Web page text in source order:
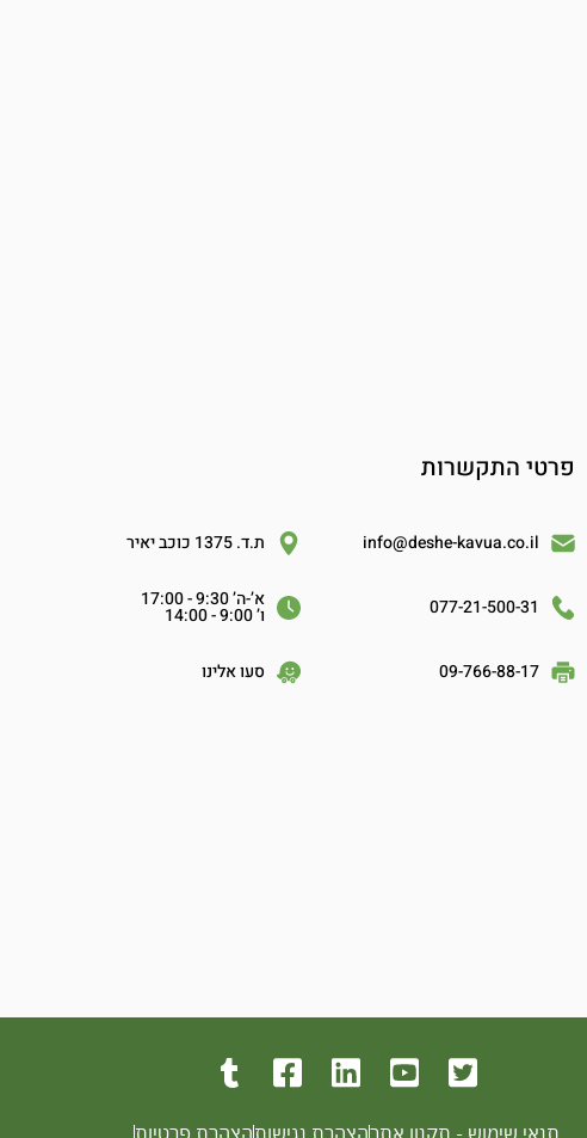
פרטי התקשרות
info@deshe-kavua.co.il ת.ד. 1375 כוכב יאיר
077-21-500-31 א’-ה’ 9:30 - 17:00
ו’ 9:00 - 14:00
09-766-88-17 סעו אלינו